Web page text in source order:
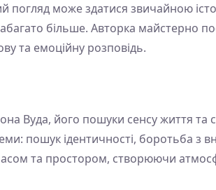
погляд може здатися звичайною
більше. Авторка майстерно
та емоційну розповідь.
Вуда, його пошуки сенсу життя та
пошук ідентичності, боротьба з
та простором, створюючи